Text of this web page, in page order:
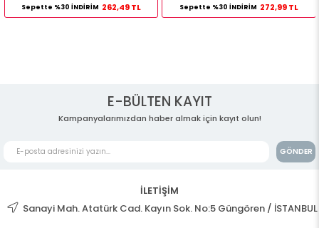
Sepette %30 İNDİRİM 262,49 TL Sepette %30 İNDİRİM 272,99 TL
E-BÜLTEN KAYIT
Kampanyalarımızdan haber almak için kayıt olun!
GÖNDER
İLETİŞİM
Sanayi Mah. Atatürk Cad. Kayın Sok. No:5 Güngören / İSTANBUL